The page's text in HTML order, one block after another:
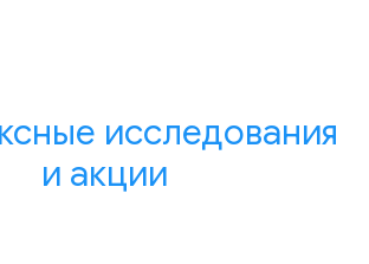
исследования
и акции